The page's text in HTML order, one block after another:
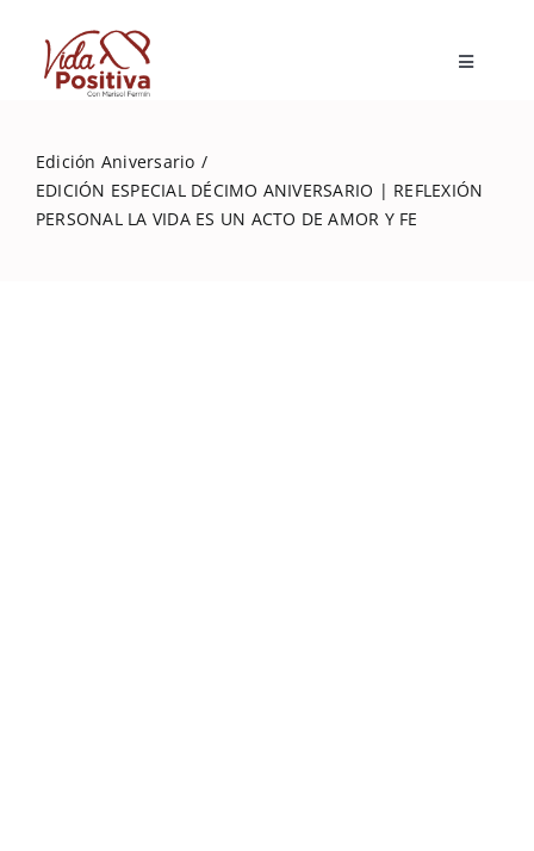
content
Toggle
Blog
Edición Aniversario
EDICIÓN ESPECIAL DÉCIMO ANIVERSARIO | REFLEXIÓN
PERSONAL LA VIDA ES UN ACTO DE AMOR Y FE